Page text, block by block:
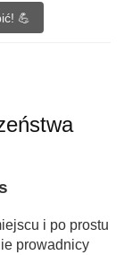
💪
i po prostu
prowadnicy